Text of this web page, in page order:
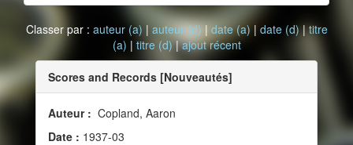
Classer par : auteur (a) | auteur (d) | date (a)| date (d)|titre
(a) | titre (d)|ajout récent
Scores and Records [Nouveautés]
Auteur : Copland, Aaron
Date : 1937-03